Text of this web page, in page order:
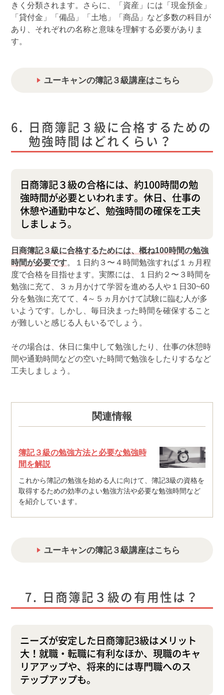
きく分類されます。さらに、「資産」には「現金預金」
「貸付金」「備品」「土地」「商品」など多数の科目が
あり、それぞれの名称と意味を理解する必要がありま
す。
ユーキャンの簿記３級講座はこちら
日商簿記３級に合格するための
勉強時間はどれくらい？
日商簿記３級の合格には、約100時間の勉
強時間が必要といわれます。休日、仕事の
休憩や通勤中など、勉強時間の確保を工夫
しましょう。
日商簿記３級に合格するためには、概ね100時間の勉強
時間が必要です。１日約３〜４時間勉強すれば１ヵ月程
度で合格を目指せます。実際には、１日約２〜３時間を
勉強に充て、３ヵ月かけて学習を進める人や１日30~60
分を勉強に充てて、4～５ヵ月かけて試験に臨む人が多
いようです。しかし、毎日決まった時間を確保すること
が難しいと感じる人もいるでしょう。
その場合は、休日に集中して勉強したり、仕事の休憩時
間や通勤時間などの空いた時間で勉強をしたりするなど
工夫しましょう。
関連情報
簿記３級の勉強方法と必要な勉強時
間を解説
これから簿記の勉強を始める人に向けて、簿記3級の資格を
取得するための効率のよい勉強方法や必要な勉強時間など
を紹介しています。
ユーキャンの簿記３級講座はこちら
日商簿記３級の有用性は？
ニーズが安定した日商簿記3級はメリット
大！就職・転職に有利なほか、現職のキャ
リアアップや、将来的には専門職へのス
テップアップも。